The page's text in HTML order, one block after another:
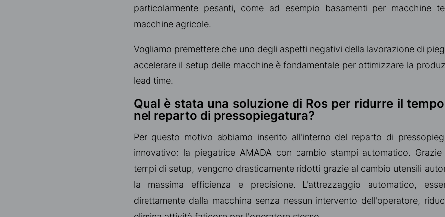
particolarmente pesanti, come ad esempio basamenti per macchine
macchine agricole.
Vogliamo premettere che uno degli aspetti negativi della lavorazione di
accelerare il setup delle macchine è fondamentale per ottimizzare la
lead time.
Qual è stata una soluzione di Ros per ridurre il
nel reparto di pressopiegatura?
Per questo motivo abbiamo inserito all'interno del reparto di
innovativo: la piegatrice AMADA con cambio stampi automatico.
tempi di setup, vengono drasticamente ridotti grazie al cambio utensili
la massima efficienza e precisione. L'attrezzaggio automatico,
direttamente dalla macchina senza nessun intervento dell'operatore,